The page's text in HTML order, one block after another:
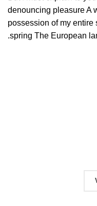
denouncing pleasure A
possession of my
spring The European